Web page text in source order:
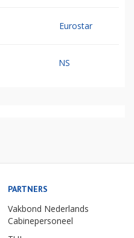
Eurostar
NS
PARTNERS
Vakbond Nederlands
Cabinepersoneel